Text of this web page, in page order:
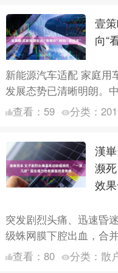
壹
向“
新能源汽车适配 家庭用
发展态势已清晰明朗。
显示，上半年，新能源
查看： 59 分类：
漢
濒
效
突发剧烈头痛、迅速昏
级蛛网膜下腔出血，合
被判定救治希望渺茫的
查看： 80 分类： 散